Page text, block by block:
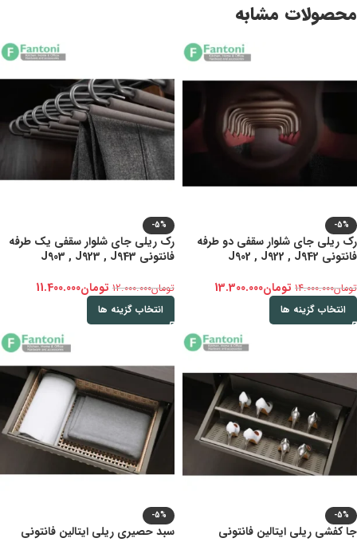
محصولات مشابه
-5%
رک ریلی جای شلوار سقفی دو طرفه
فانتونی J902 , J922 , J942
تومان14.000.000 تومان13.300.000
انتخاب گزینه ها
-5%
رک ریلی جای شلوار سقفی یک طرفه
فانتونی J903 , J923 , J943
تومان12.000.000 تومان11.400.000
انتخاب گزینه ها
-5%
جا کفشی ریلی ایتالین فانتونی
-5%
سبد حصیری ریلی ایتالین فانتونی